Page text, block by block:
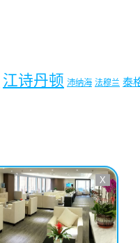
江诗丹顿 沛纳海 法穆兰 泰
X